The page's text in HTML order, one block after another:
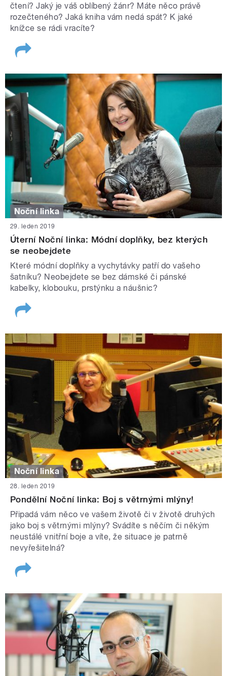
čtení? Jaký je váš oblíbený žánr? Máte něco právě
rozečteného? Jaká kniha vám nedá spát? K jaké
knížce se rádi vracíte?
Noční linka
29. leden 2019
Úterní Noční linka: Módní doplňky, bez kterých
se neobejdete
Které módní doplňky a vychytávky patří do vašeho
šatníku? Neobejdete se bez dámské či pánské
kabelky, klobouku, prstýnku a náušnic?
Noční linka
28. leden 2019
Pondělní Noční linka: Boj s větrnými mlýny!
Připadá vám něco ve vašem životě či v životě druhých
jako boj s větrnými mlýny? Svádíte s něčím či někým
neustálé vnitřní boje a víte, že situace je patrně
nevyřešitelná?